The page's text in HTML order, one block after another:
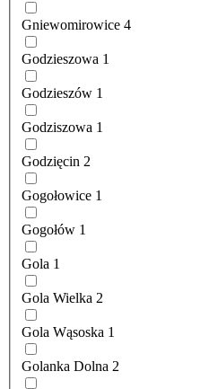
Gniewomirowice 4
Godzieszowa 1
Godzieszów 1
Godziszowa 1
Godzięcin 2
Gogołowice 1
Gogołów 1
Gola 1
Gola Wielka 2
Gola Wąsoska 1
Golanka Dolna 2